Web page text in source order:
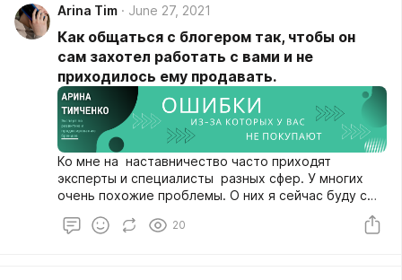
Arina Tim June 27, 2021
Как общаться с блогером так, чтобы он
сам захотел работать с вами и не
приходилось ему продавать.
Ко мне на наставничество часто приходят
эксперты и специалисты разных сфер. У многих
очень похожие проблемы. О них я сейчас буду с
20